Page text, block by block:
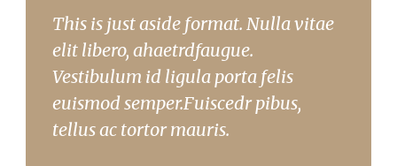
This is just aside format. Nulla vitae
elit libero, ahaetrdfaugue.
Vestibulum id ligula porta felis
euismod semper.Fuiscedr pibus,
tellus ac tortor mauris.